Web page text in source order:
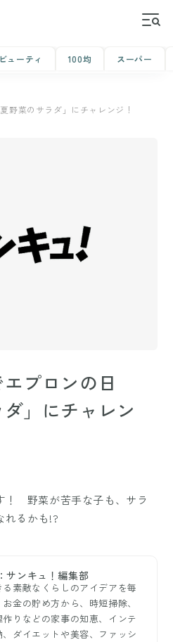
ビューティ 100均 スーパー
野菜のサラダ」にチャレンジ！
エプロンの日
ダ」にチャレン
！ 野菜が苦手な子も、サラ
れるかも!?
サンキュ！編集部
素敵なくらしのアイデアを毎
金の貯め方から、時短掃除、
りなどの家事の知恵、インテ
、ダイエットや美容、ファッシ